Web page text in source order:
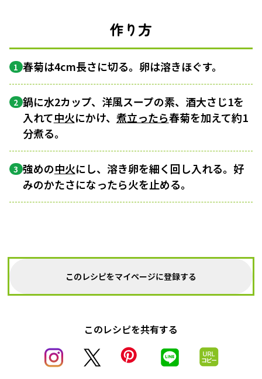
作り方
1 春菊は4cm長さに切る。卵は溶きほぐす。
2 鍋に水2カップ、洋風スープの素、酒大さじ1を
入れて中火にかけ、 煮立ったら春菊を加えて約1
分煮る。
3 強めの中火にし、溶き卵を細く回し入れる。好
みのかたさになったら火を止める。
このレシピをマイページに登録する
このレシピを共有する